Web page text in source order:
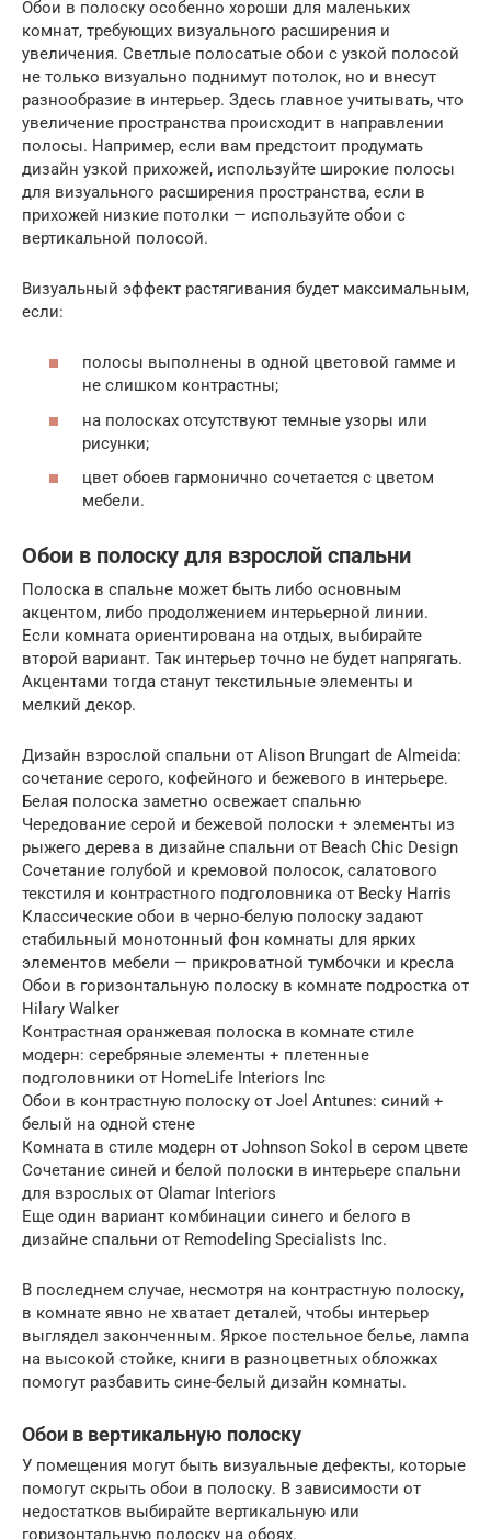
Обои в полоску особенно хороши для маленьких
комнат, требующих визуального расширения и
увеличения. Светлые полосатые обои с узкой полосой
не только визуально поднимут потолок, но и внесут
разнообразие в интерьер. Здесь главное учитывать, что
увеличение пространства происходит в направлении
полосы. Например, если вам предстоит продумать
дизайн узкой прихожей, используйте широкие полосы
для визуального расширения пространства, если в
прихожей низкие потолки — используйте обои с
вертикальной полосой.
Визуальный эффект растягивания будет максимальным,
если:
полосы выполнены в одной цветовой гамме и
не слишком контрастны;
на полосках отсутствуют темные узоры или
рисунки;
цвет обоев гармонично сочетается с цветом
мебели.
Обои в полоску для взрослой спальни
Полоска в спальне может быть либо основным
акцентом, либо продолжением интерьерной линии.
Если комната ориентирована на отдых, выбирайте
второй вариант. Так интерьер точно не будет напрягать.
Акцентами тогда станут текстильные элементы и
мелкий декор.
Дизайн взрослой спальни от Alison Brungart de Almeida:
сочетание серого, кофейного и бежевого в интерьере.
Белая полоска заметно освежает спальню
Чередование серой и бежевой полоски + элементы из
рыжего дерева в дизайне спальни от Beach Chic Design
Сочетание голубой и кремовой полосок, салатового
текстиля и контрастного подголовника от Becky Harris
Классические обои в черно-белую полоску задают
стабильный монотонный фон комнаты для ярких
элементов мебели — прикроватной тумбочки и кресла
Обои в горизонтальную полоску в комнате подростка от
Hilary Walker
Контрастная оранжевая полоска в комнате стиле
модерн: серебряные элементы + плетенные
подголовники от HomeLife Interiors Inc
Обои в контрастную полоску от Joel Antunes: синий +
белый на одной стене
Комната в стиле модерн от Johnson Sokol в сером цвете
Сочетание синей и белой полоски в интерьере спальни
для взрослых от Olamar Interiors
Еще один вариант комбинации синего и белого в
дизайне спальни от Remodeling Specialists Inc.
В последнем случае, несмотря на контрастную полоску,
в комнате явно не хватает деталей, чтобы интерьер
выглядел законченным. Яркое постельное белье, лампа
на высокой стойке, книги в разноцветных обложках
помогут разбавить сине-белый дизайн комнаты.
Обои в вертикальную полоску
У помещения могут быть визуальные дефекты, которые
помогут скрыть обои в полоску. В зависимости от
недостатков выбирайте вертикальную или
горизонтальную полоску на обоях.